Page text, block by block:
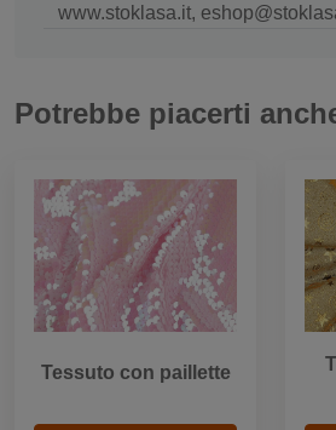
www.stoklasa.it,
Potrebbe piacerti
Tessuto con paillette